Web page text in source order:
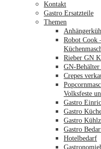
Kontakt
Gastro Ersatzteile
Themen
Robot Cook
Rieber GN
GN-Behälter
Crepes
Volksfeste
Gastro
Gastro
Gastro
Gastro
Hotelbedarf